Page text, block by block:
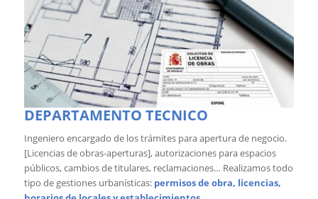
DEPARTAMENTO TECNICO
Ingeniero encargado de los trámites para apertura de negocio.
[Licencias de obras-aperturas], autorizaciones para espacios
públicos, cambios de titulares, reclamaciones… Realizamos todo
tipo de gestiones urbanísticas:permisos de obra, licencias,